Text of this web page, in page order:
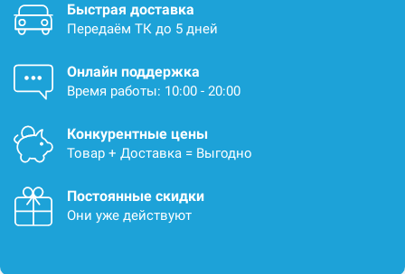
Быстрая доставка
Передаём ТК до 5 дней
Онлайн поддержка
Время работы: 10:00 - 20:00
Конкурентные цены
Товар + Доставка = Выгодно
Постоянные скидки
Они уже действуют